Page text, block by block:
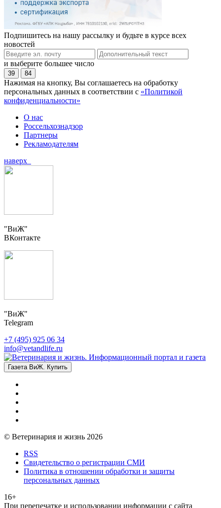
Подпишитесь на нашу рассылку и будьте в курсе всех
новостей
и выберите большее число
39 84
Нажимая на кнопку, Вы соглашаетесь на обработку
персональных данных в соответствии с «Политикой
конфиденциальности»
О нас
Россельхознадзор
Партнеры
Рекламодателям
наверх
"ВиЖ"
ВКонтакте
"ВиЖ"
Telegram
+7 (495) 925 06 34
info@vetandlife.ru
Газета ВиЖ. Купить
© Ветеринария и жизнь 2026
RSS
Свидетельство о регистрации СМИ
Политика в отношении обработки и защиты
персональных данных
16+
При перепечатке и использовании информации с сайта